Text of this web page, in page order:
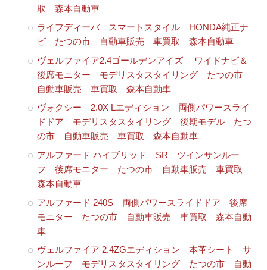
取 森本自動車
ライフディーバ スマートスタイル HONDA純正ナ
ビ たつの市 自動車販売 車買取 森本自動車
ヴェルファイア2.4ゴールデンアイズ ワイドナビ＆
後席モニター モデリスタスタイリング たつの市
自動車販売 車買取 森本自動車
ヴォクシー 2.0X Lエディション 両側パワースライ
ドドア モデリスタスタイリング 後期モデル たつ
の市 自動車販売 車買取 森本自動車
アルファード ハイブリッド SR ツインサンルー
フ 後席モニター たつの市 自動車販売 車買取
森本自動車
アルファード 240S 両側パワースライドドア 後席
モニター たつの市 自動車販売 車買取 森本自動
車
ヴェルファイア 2.4ZGエディション 本革シート サ
ンルーフ モデリスタスタイリング たつの市 自動